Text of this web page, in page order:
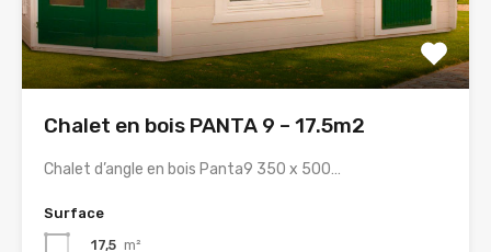
Chalet en bois PANTA 9 – 17.5m2
Chalet d’angle en bois Panta9 350 x 500…
Surface
17,5 m²